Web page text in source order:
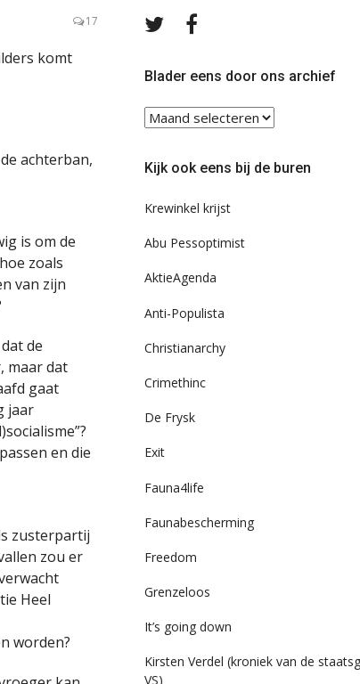
17
komt
achterban,
is om de
zoals
van zijn
de
maar dat
gaat
jaar
en die
zusterpartij
zou er
Heel
worden?
Volg
TwitterFacebook
Blader eens door ons archief
Blader
eens
ons
Kijk ook eens bij de buren
Krewinkel krijst
Abu Pessoptimist
AktieAgenda
Anti-Populista
Christianarchy
Crimethinc
De Frysk
Exit
Fauna4life
Faunabescherming
Freedom
Grenzeloos
It’s going down
Kirsten Verdel (kroniek van de
VS)